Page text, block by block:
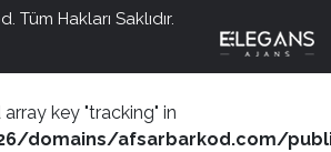
Tüm Hakları Saklıdır.
key "tracking" in
domains/afsarbarkod.com/